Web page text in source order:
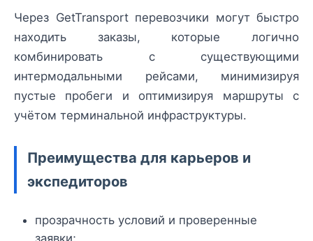
Через GetTransport перевозчики могут быстро
находить заказы, которые логично
комбинировать с существующими
интермодальными рейсами, минимизируя
пустые пробеги и оптимизируя маршруты с
учётом терминальной инфраструктуры.
Преимущества для карьеров и
экспедиторов
прозрачность условий и проверенные